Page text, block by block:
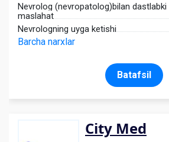
Nevrolog (nevropatolog)bilan dastlabki
maslahat
Nevrologning uyga ketishi
Barcha narxlar
Batafsil
City Med